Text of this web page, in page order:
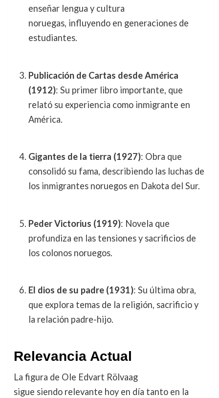
enseñar lengua y cultura
noruegas, influyendo en generaciones de
estudiantes.
Publicación de Cartas desde América
(1912): Su primer libro importante, que
relató su experiencia como inmigrante en
América.
Gigantes de la tierra (1927): Obra que
consolidó su fama, describiendo las luchas de
los inmigrantes noruegos en Dakota del Sur.
Peder Victorius (1919): Novela que
profundiza en las tensiones y sacrificios de
los colonos noruegos.
El dios de su padre (1931): Su última obra,
que explora temas de la religión, sacrificio y
la relación padre-hijo.
Relevancia Actual
La figura de Ole Edvart Rölvaag
sigue siendo relevante hoy en día tanto en la